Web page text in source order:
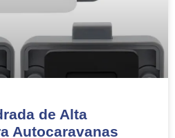
de Alta
Autocaravanas